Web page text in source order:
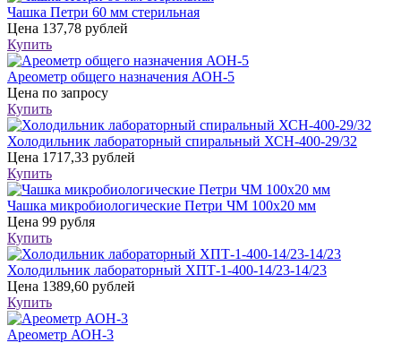
Чашка Петри 60 мм стерильная
Цена 137,78 рублей
Купить
Ареометр общего назначения АОН-5
Цена по запросу
Купить
Холодильник лабораторный спиральный ХСН-400-29/32
Цена 1717,33 рублей
Купить
Чашка микробиологические Петри ЧМ 100х20 мм
Цена 99 рубля
Купить
Холодильник лабораторный ХПТ-1-400-14/23-14/23
Цена 1389,60 рублей
Купить
Ареометр АОН-3